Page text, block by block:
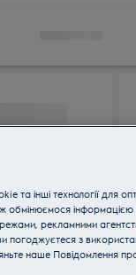
та інші технології для
обмінюємося
рекламними
погоджуєтеся з
наше Пoвідомлення